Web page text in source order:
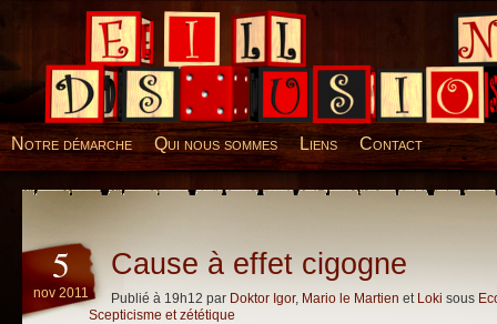
Desillusions
Notre démarche Qui nous sommes Liens Contact
5
nov 2011
Cause à effet cigogne
Publié à 19h12 par Doktor Igor, Mario le Martien et Loki sous
Scepticisme et zététique